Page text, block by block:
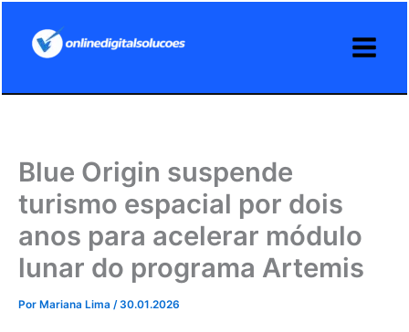
Blue Origin suspende
turismo espacial por dois
anos para acelerar módulo
lunar do programa Artemis
Por Mariana Lima /30.01.2026